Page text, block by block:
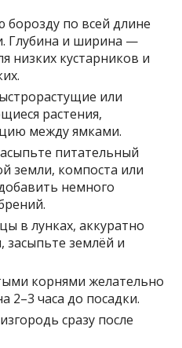
борозду по всей длине
Глубина и ширина —
низких кустарников и
или
растения,
между ямками.
питательный
земли, компоста или
немного
в лунках, аккуратно
засыпьте землёй и
корнями желательно
2–3 часа до посадки.
сразу после